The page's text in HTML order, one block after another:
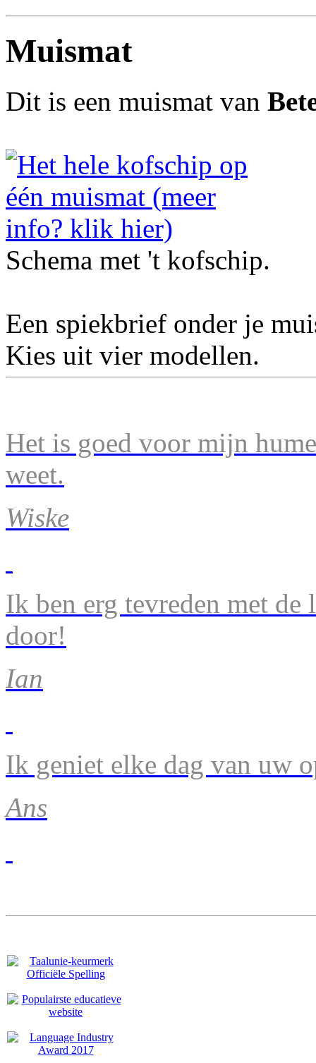
Muismat
Dit is een muismat van
Schema met 't kofschip.
Een spiekbrief onder je
Kies uit vier modellen.
Het is goed voor mijn
weet.
Wiske
Ik ben erg tevreden met de
door!
Ian
Ik geniet elke dag van uw
Ans